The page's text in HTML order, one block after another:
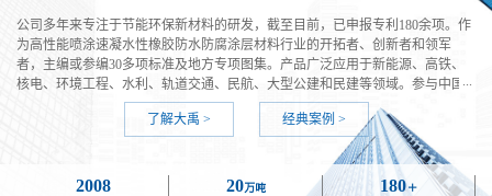
公司多年来专注于节能环保新材料的研发，截至目前，已申报专利180余项。作
为高性能喷涂速凝水性橡胶防水防腐涂层材料行业的开拓者、创新者和领军
者，主编或参编30多项标准及地方专项图集。产品广泛应用于新能源、高铁、
核电、环境工程、水利、轨道交通、民航、大型公建和民建等领域。参与中国
锦屏地下实验室、京张高铁、雅万高铁、武广高铁、北京地铁、厦门地铁、国
家博物馆、梅溪湖国际文化艺术中心等众多国家重点工程建设。
历经十余载，大禹伟业始终坚持以“驱动技术进步，改善人居环境”为使命，打造
新材料产业，致力于成为国际领先的环保型新材料产业解决方案服务提供商，
为共建低碳环保宜居家园贡献自己的力量。
了解大禹 > 经典案例 >
2008 20万吨 180＋